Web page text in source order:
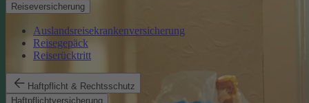
Reiseversicherung
Auslandsreisekrankenversicherung
Reisegepäck
Reiserücktritt
Haftpflicht & Rechtsschutz
Haftpflichtversicherung